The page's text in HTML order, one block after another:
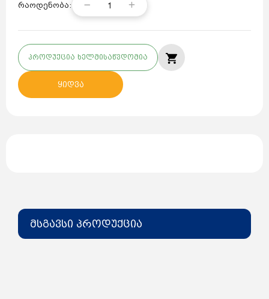
რაოდენობა: 1
პროდუქცია ხელმისაწვდომია
ყიდვა
მსგავსი პროდუქცია